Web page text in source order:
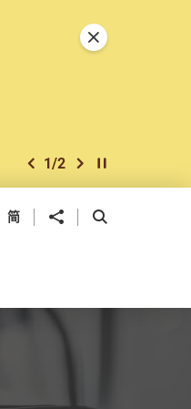
上一個
2/2 下一個開始/暫停幻燈
關閉特別通告
简 分享到 開啟搜尋框